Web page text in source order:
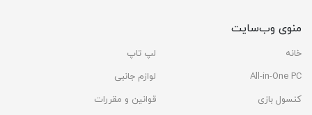
منوی وب‌سایت
خانه
لپ تاپ
All-in-One PC
لوازم جانبی
کنسول بازی
قوانین و مقررات